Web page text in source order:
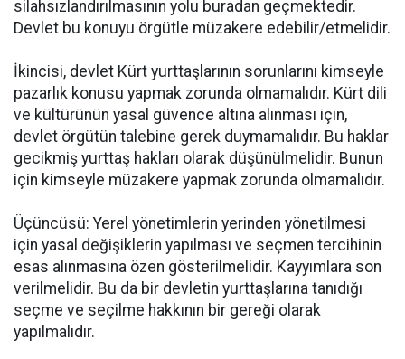
silahsızlandırılmasının yolu buradan geçmektedir.
Devlet bu konuyu örgütle müzakere edebilir/etmelidir.
İkincisi, devlet Kürt yurttaşlarının sorunlarını kimseyle
pazarlık konusu yapmak zorunda olmamalıdır. Kürt dili
ve kültürünün yasal güvence altına alınması için,
devlet örgütün talebine gerek duymamalıdır. Bu haklar
gecikmiş yurttaş hakları olarak düşünülmelidir. Bunun
için kimseyle müzakere yapmak zorunda olmamalıdır.
Üçüncüsü: Yerel yönetimlerin yerinden yönetilmesi
için yasal değişiklerin yapılması ve seçmen tercihinin
esas alınmasına özen gösterilmelidir. Kayyımlara son
verilmelidir. Bu da bir devletin yurttaşlarına tanıdığı
seçme ve seçilme hakkının bir gereği olarak
yapılmalıdır.